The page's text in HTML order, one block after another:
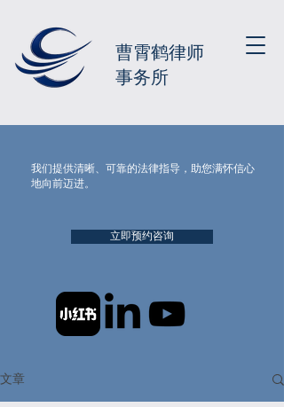
我们提供清晰、可靠的法律指导，助您满怀信心
地向前迈进。
立即预约咨询
曹霄鹤律师
事务所
文章